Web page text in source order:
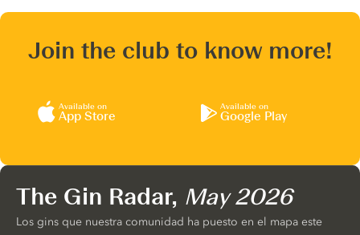
Join the club to know more!
Available on
App Store
Available on
Google Play
The Gin Radar, May 2026
Los gins que nuestra comunidad ha puesto en el mapa este